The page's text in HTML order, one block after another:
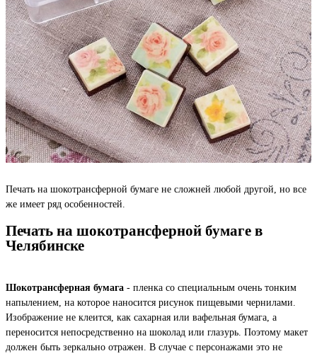
Печать на шокотрансферной бумаге не сложней любой другой, но все
же имеет ряд особенностей.
Печать на шокотрансферной бумаге в
Челябинске
Шокотрансферная бумага - пленка со специальным очень тонким
напылением, на которое наносится рисунок пищевыми чернилами.
Изображение не клеится, как сахарная или вафельная бумага, а
переносится непосредственно на шоколад или глазурь. Поэтому макет
должен быть зеркально отражен. В случае с персонажами это не